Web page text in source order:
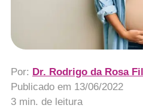
Por: Dr. Rodrigo da Rosa
Publicado em 13/06/2022
3 min. de leitura